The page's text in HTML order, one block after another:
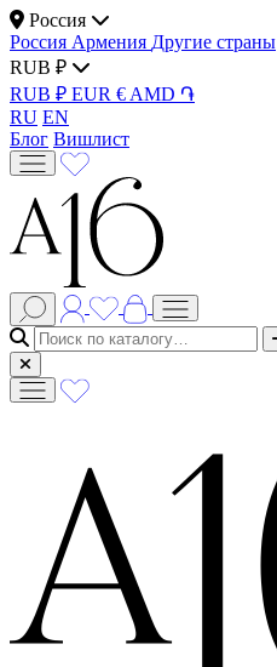
Россия
Россия Армения Другие страны
RUB ₽
RUB ₽ EUR € AMD ֏
RU EN
Блог Вишлист